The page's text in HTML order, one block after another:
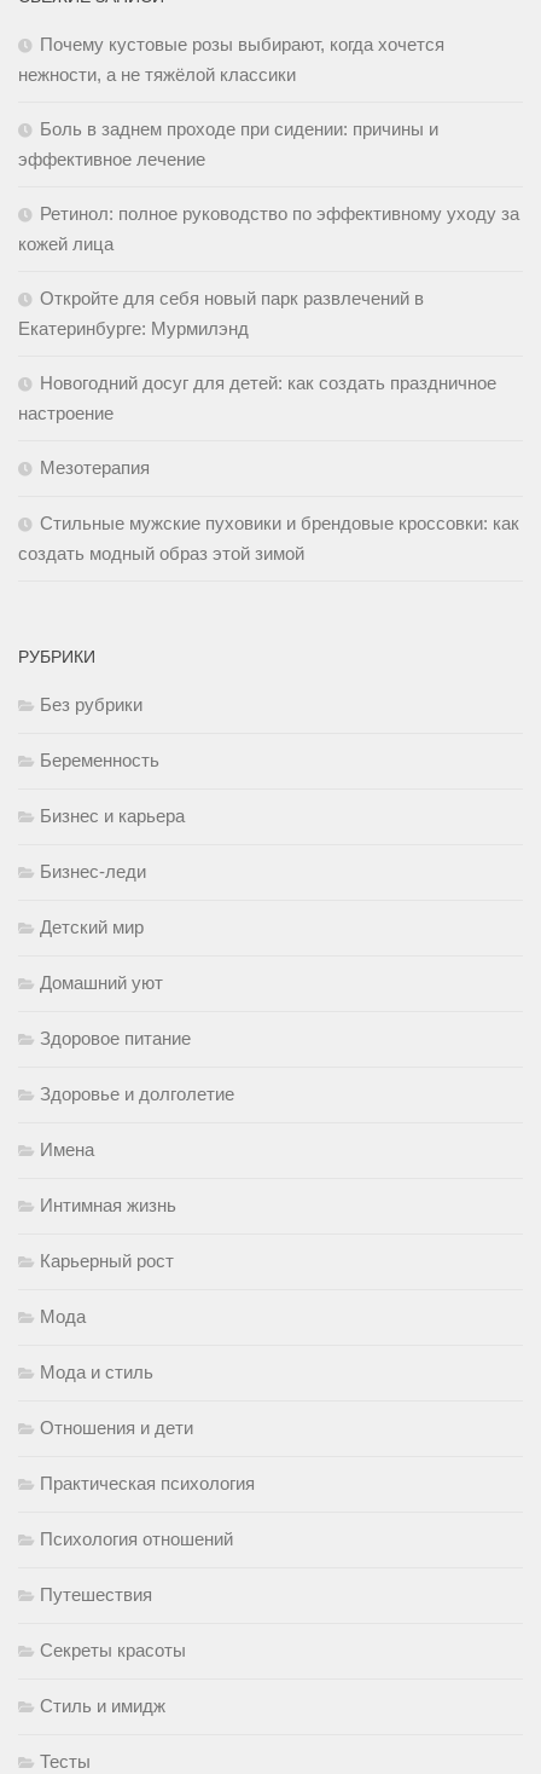
Почему кустовые розы выбирают, когда хочется
нежности, а не тяжёлой классики
Боль в заднем проходе при сидении: причины и
эффективное лечение
Ретинол: полное руководство по эффективному уходу за
кожей лица
Откройте для себя новый парк развлечений в
Екатеринбурге: Мурмилэнд
Новогодний досуг для детей: как создать праздничное
настроение
Мезотерапия
Стильные мужские пуховики и брендовые кроссовки: как
создать модный образ этой зимой
РУБРИКИ
Без рубрики
Беременность
Бизнес и карьера
Бизнес-леди
Детский мир
Домашний уют
Здоровое питание
Здоровье и долголетие
Имена
Интимная жизнь
Карьерный рост
Мода
Мода и стиль
Отношения и дети
Практическая психология
Психология отношений
Путешествия
Секреты красоты
Стиль и имидж
Тесты